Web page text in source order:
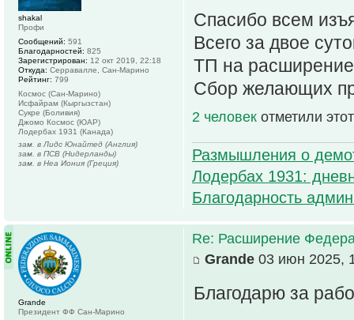
Спасибо всем
Всего за двое
ТП на
Сбор желающих
2 человек отметили
Размышления о
Лодербах 1931:
Благодарность
shakal
Профи
Сообщений: 591
Благодарностей: 825
Зарегистрирован: 12 окт 2019, 22:18
Откуда: Серравалле, Сан-Марино
Рейтинг: 799
Космос (Сан-Марино)
Исфайрам (Кыргызстан)
Сукре (Боливия)
Джомо Космос (ЮАР)
Лодербах 1931 (Канада)
зам. в Лидс Юнайтед (Англия)
зам. в ПСВ (Нидерланды)
зам. в Неа Иония (Греция)
Re: Расширение
Grande 03 июн 2025,
Благодарю за
Grande
Президент ФФ Сан-Марино